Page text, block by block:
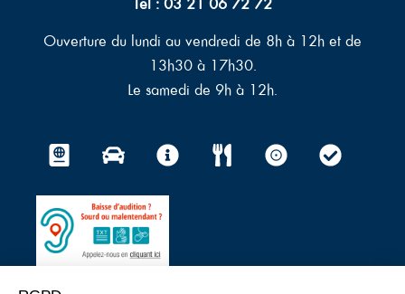
Ouverture du lundi au vendredi de 8h à 12h et de
13h30 à 17h30.
Le samedi de 9h à 12h.